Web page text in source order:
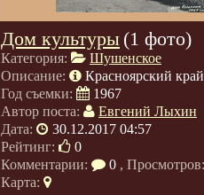
Дом культуры (1 фото)
Категория:
Шушенское
Описание:
Красноярский
Год съемки:
1967
Автор поста:
Евгений Лыхин
Дата:
30.12.2017 04:57
Рейтинг:
0
Комментарии:
0 , Просмотров:
Карта: